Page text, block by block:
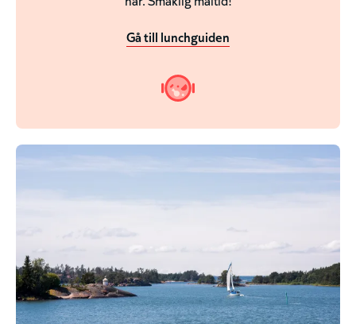
Gå till lunchguiden